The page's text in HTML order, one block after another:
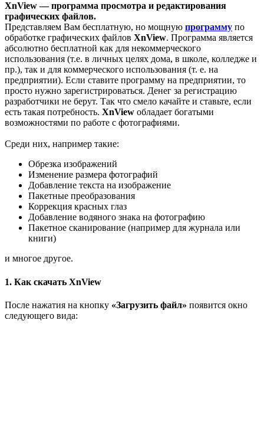
XnView — программа просмотра и редактирования
графических файлов.
Представляем Вам бесплатную, но мощную программу по
обработке графических файлов XnView. Программа является
абсолютно бесплатной как для некоммерческого
использования (т.е. в личных целях дома, в школе, колледже и
пр.), так и для коммерческого использования (т. е. на
предприятии). Если ставите программу на предприятии, то
просто нужно зарегистрироваться. Денег за регистрацию
разработчики не берут. Так что смело качайте и ставьте, если
есть такая потребность. XnView обладает богатыми
возможностями по работе с фотографиями.
Среди них, например такие:
Обрезка изображений
Изменение размера фотографий
Добавление текста на изображение
Пакетные преобразования
Коррекция красных глаз
Добавление водяного знака на фотографию
Пакетное сканирование (например для журнала или
книги)
и многое другое.
1. Как скачать XnView
После нажатия на кнопку «Загрузить файл» появится окно
следующего вида: